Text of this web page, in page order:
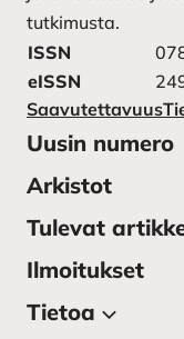
tutkimusta.
ISSN
eISSN
Saavutettavuus
Uusin numero
Arkistot
Tulevat
Ilmoitukset
Tietoa